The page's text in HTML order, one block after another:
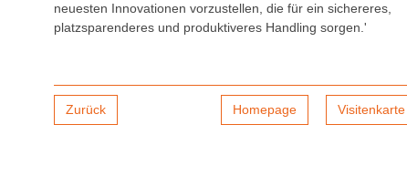
neuesten Innovationen vorzustellen, die für ein sichereres,
platzsparenderes und produktiveres Handling sorgen.'
Zurück Homepage Visitenkarte